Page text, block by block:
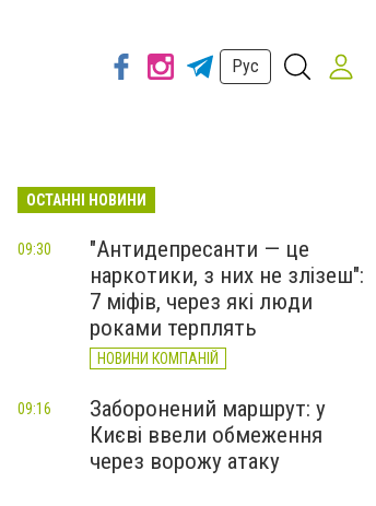
Рус
ОСТАННІ НОВИНИ
"Антидепресанти — це
наркотики, з них не злізеш":
7 міфів, через які люди
роками терплять
НОВИНИ КОМПАНІЙ
09:30
Заборонений маршрут: у
Києві ввели обмеження
через ворожу атаку
09:16